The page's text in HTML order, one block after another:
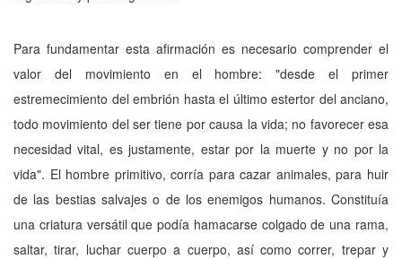
Para fundamentar esta afirmación es necesario comprender el
valor del movimiento en el hombre: "desde el primer
estremecimiento del embrión hasta el último estertor del anciano,
todo movimiento del ser tiene por causa la vida; no favorecer esa
necesidad vital, es justamente, estar por la muerte y no por la
vida". El hombre primitivo, corría para cazar animales, para huir
de las bestias salvajes o de los enemigos humanos. Constituía
una criatura versátil que podía hamacarse colgado de una rama,
saltar, tirar, luchar cuerpo a cuerpo, así como correr, trepar y